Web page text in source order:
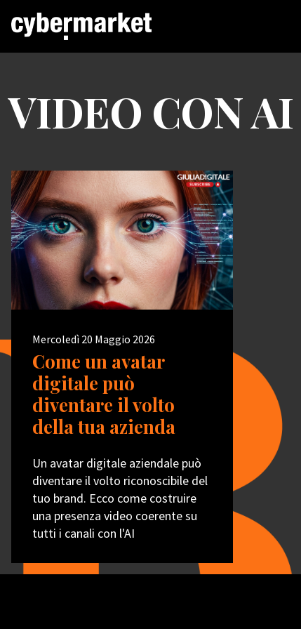
VIDEO CON AI
Mercoledì 20 Maggio 2026
Come un avatar
digitale può
diventare il volto
della tua azienda
Un avatar digitale aziendale può
diventare il volto riconoscibile del
tuo brand. Ecco come costruire
una presenza video coerente su
tutti i canali con l'AI